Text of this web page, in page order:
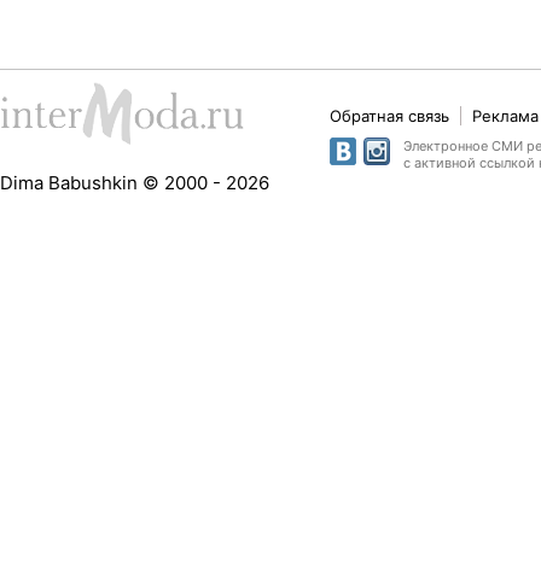
Dima Babushkin © 2000 - 2026
Обратная связь
Электронное СМИ
с активной ссылкой